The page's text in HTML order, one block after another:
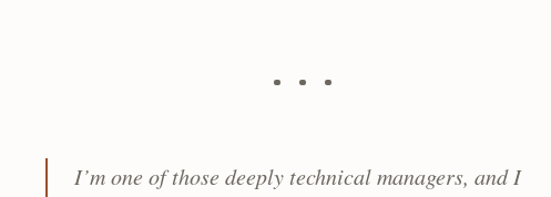
I’m one of those deeply technical managers, and I